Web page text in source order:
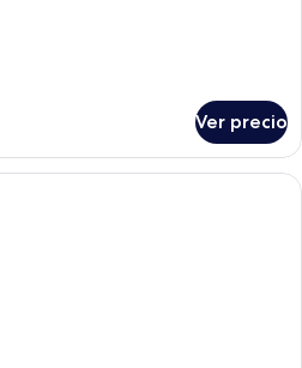
Ver precio
Un dormitorio con una cama